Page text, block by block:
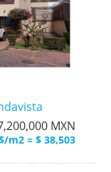
MXN
m2 = $ 38,503